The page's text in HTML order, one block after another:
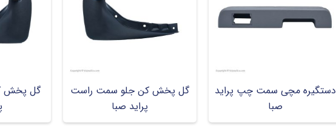
دستگیره مچی سمت چپ پراید
صبا
گل پخش کن جلو سمت راست
پراید صبا
گل پخش